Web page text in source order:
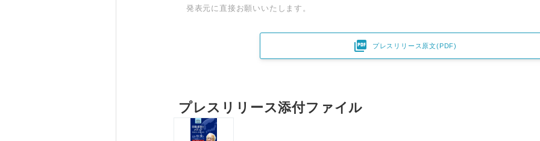
発表元に直接お願いいたします。
 プレスリリース原文(PDF)
プレスリリース添付ファイル